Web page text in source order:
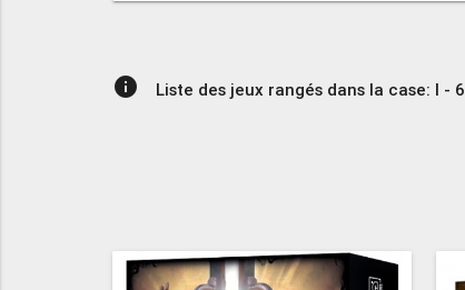
info Liste des jeux rangés dans la case: I - 6